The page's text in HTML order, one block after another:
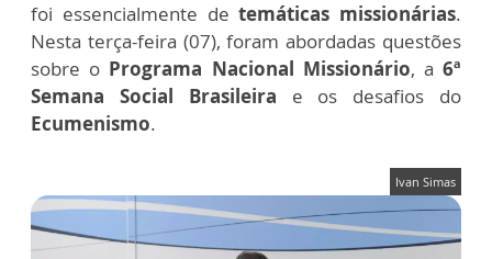
foi essencialmente detemáticas missionárias.
Nesta terça-feira (07), foram abordadas questões
sobre o Programa Nacional Missionário, a6ª
Semana Social Brasileira e os desafios do
Ecumenismo.
Ivan Simas